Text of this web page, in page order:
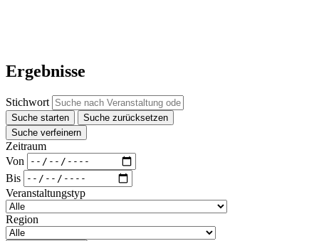
Ergebnisse
Stichwort
Suche starten
Suche zurücksetzen
Suche verfeinern
Zeitraum
Von
Bis
Veranstaltungstyp
Region